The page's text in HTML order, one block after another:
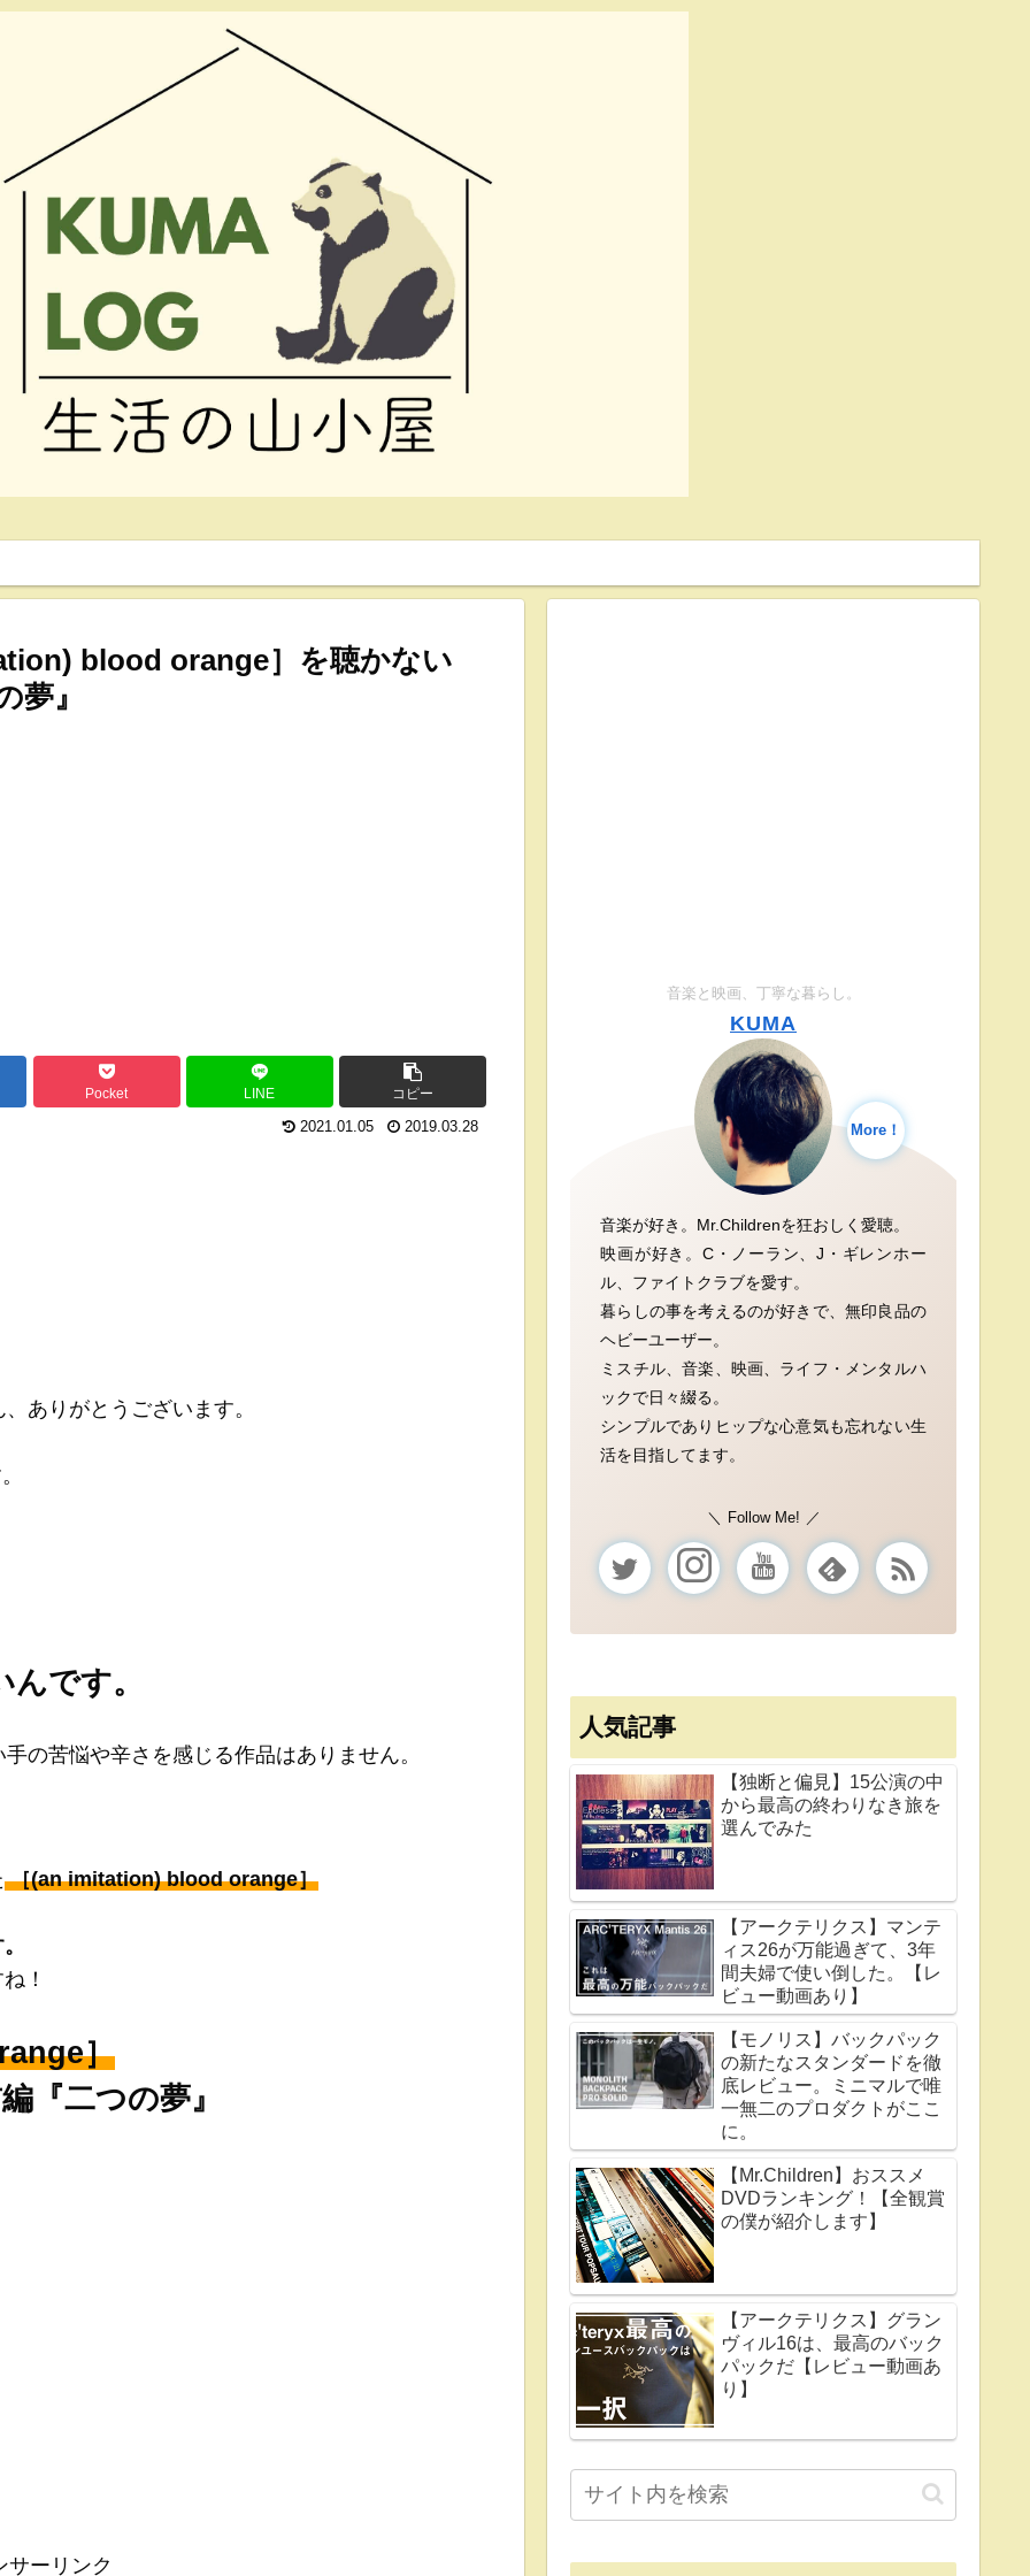
blood orange］を聴かない
』
Pocket LINE コピー
2021.01.05 2019.03.28
ありがとうございます。
です。
の苦悩や辛さを感じる作品はありません。
［(an imitation) blood orange］
！
］
『二つの夢』
サーリンク
音楽と映画、丁寧な暮らし。
KUMA
More！
音楽が好き。Mr.Childrenを狂おしく愛聴。
映画が好き。C・ノーラン、J・ギレンホー
ル、ファイトクラブを愛す。
暮らしの事を考えるのが好きで、無印良品の
ヘビーユーザー。
ミスチル、音楽、映画、ライフ・メンタルハ
ックで日々綴る。
シンプルでありヒップな心意気も忘れない生
活を目指してます。
Follow Me!
人気記事
【独断と偏見】15公演の中
から最高の終わりなき旅を
選んでみた
【アークテリクス】マンテ
ィス26が万能過ぎて、3年
間夫婦で使い倒した。【レ
ビュー動画あり】
【モノリス】バックパック
の新たなスタンダードを徹
底レビュー。ミニマルで唯
一無二のプロダクトがここ
に。
【Mr.Children】おススメ
DVDランキング！【全観賞
の僕が紹介します】
【アークテリクス】グラン
ヴィル16は、最高のバック
パックだ【レビュー動画あ
り】